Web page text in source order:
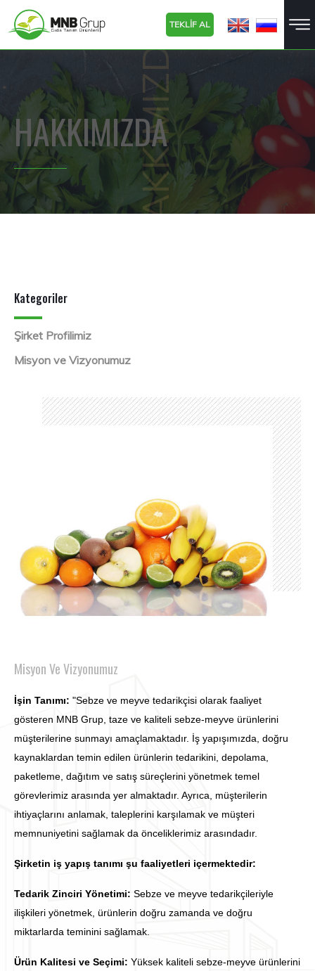
TEKLİF AL
HAKKIMIZDA
HAKKIMIZDA
Kategoriler
Şirket Profilimiz
Misyon ve Vizyonumuz
Misyon Ve Vizyonumuz
İşin Tanımı: "Sebze ve meyve tedarikçisi olarak faaliyet
gösteren MNB Grup, taze ve kaliteli sebze-meyve ürünlerini
müşterilerine sunmayı amaçlamaktadır. İş yapışımızda, doğru
kaynaklardan temin edilen ürünlerin tedarikini, depolama,
paketleme, dağıtım ve satış süreçlerini yönetmek temel
görevlerimiz arasında yer almaktadır. Ayrıca, müşterilerin
ihtiyaçlarını anlamak, taleplerini karşılamak ve müşteri
memnuniyetini sağlamak da önceliklerimiz arasındadır.
Şirketin iş yapış tanımı şu faaliyetleri içermektedir:
Tedarik Zinciri Yönetimi: Sebze ve meyve tedarikçileriyle
ilişkileri yönetmek, ürünlerin doğru zamanda ve doğru
miktarlarda teminini sağlamak.
Ürün Kalitesi ve Seçimi: Yüksek kaliteli sebze-meyve ürünlerini